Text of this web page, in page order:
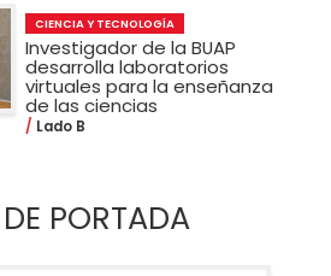
CIENCIA Y TECNOLOGÍA
Investigador de la BUAP
desarrolla laboratorios
virtuales para la enseñanza
de las ciencias
Lado B
PORTADA